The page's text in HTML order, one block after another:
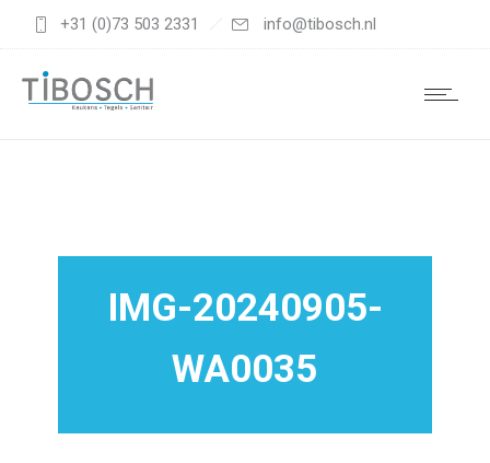
+31 (0)73 503 2331 info@tibosch.nl
IMG-20240905-
WA0035